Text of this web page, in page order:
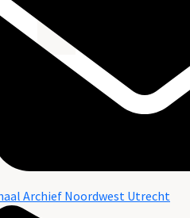
Archief Noordwest Utrecht